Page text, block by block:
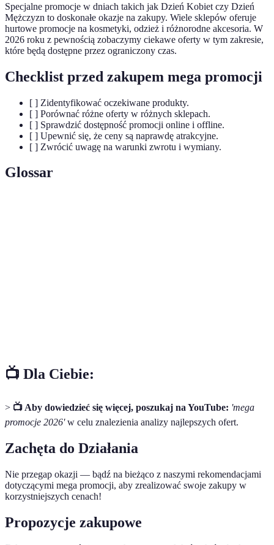
Specjalne promocje w dniach takich jak Dzień Kobiet czy Dzień
Mężczyzn to doskonałe okazje na zakupy. Wiele sklepów oferuje
hurtowe promocje na kosmetyki, odzież i różnorodne akcesoria. W
2026 roku z pewnością zobaczymy ciekawe oferty w tym zakresie,
które będą dostępne przez ograniczony czas.
Checklist przed zakupem mega promocji
[ ] Zidentyfikować oczekiwane produkty.
[ ] Porównać różne oferty w różnych sklepach.
[ ] Sprawdzić dostępność promocji online i offline.
[ ] Upewnić się, że ceny są naprawdę atrakcyjne.
[ ] Zwrócić uwagę na warunki zwrotu i wymiany.
Glossar
📺 Dla Ciebie:
> 📺 Aby dowiedzieć się więcej, poszukaj na YouTube: 'mega
promocje 2026'w celu znalezienia analizy najlepszych ofert.
Zachęta do Działania
Nie przegap okazji — bądź na bieżąco z naszymi rekomendacjami
dotyczącymi mega promocji, aby zrealizować swoje zakupy w
korzystniejszych cenach!
Propozycje zakupowe